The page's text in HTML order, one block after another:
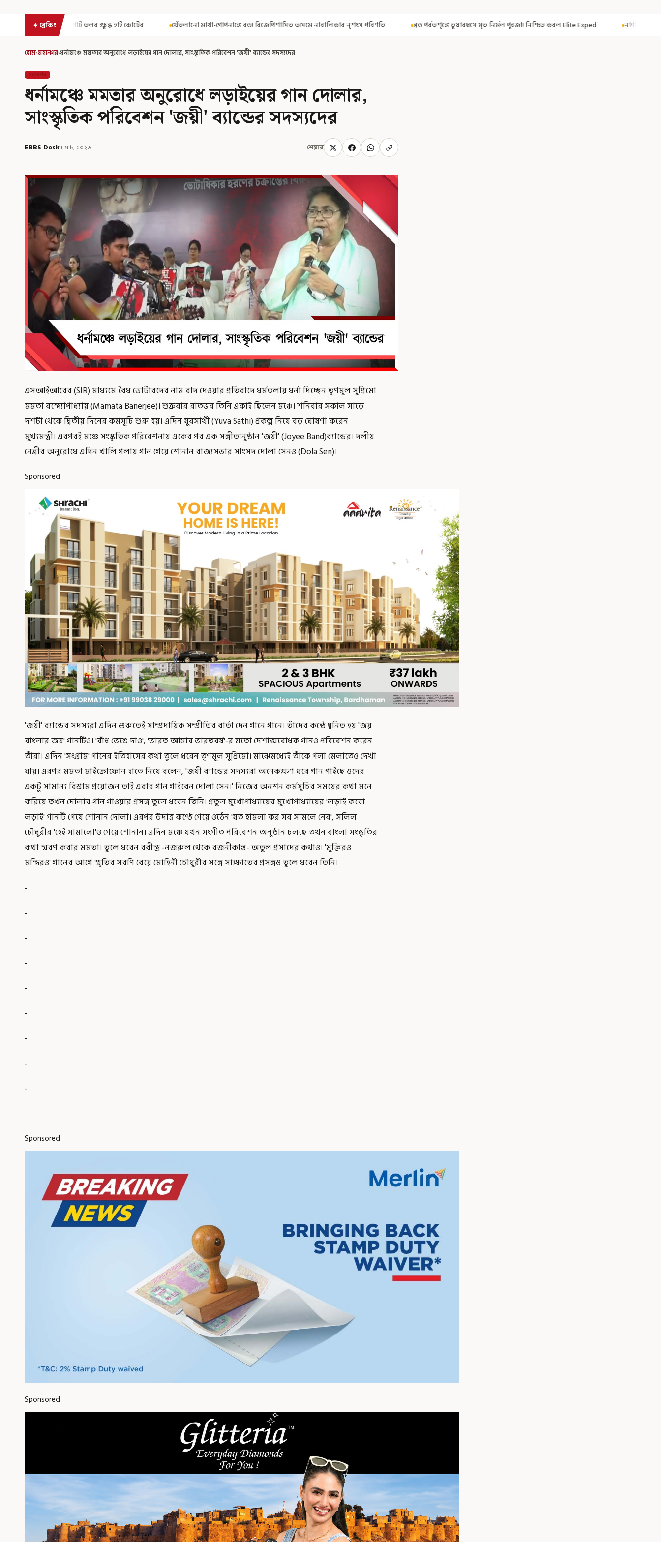
ব্রেকিং
ক্ষুব্ধ হাই কোর্টের থেঁতলানো মাথা-গোপনাঙ্গে রড! বিজেপিশাসিত অসমে নাবালিকার নৃশংস পরিণতি ব্রড পর্বতশৃঙ্গে তুষারধসে মৃত নির্মল পুরজা! নিশ্চিত করল Elite Exped নাগরিকত্ব দিতেই CAA! ৩০০ মতুয়াকে
হোম›মহানগর›ধর্নামঞ্চে মমতার অনুরোধে লড়াইয়ের গান দোলার, সাংস্কৃতিক পরিবেশন 'জয়ী' ব্যান্ডের সদস্যদের
মহানগর
ধর্নামঞ্চে মমতার অনুরোধে লড়াইয়ের গান দোলার,
সাংস্কৃতিক পরিবেশন 'জয়ী' ব্যান্ডের সদস্যদের
EBBS Desk৭ মার্চ, ২০২৬ শেয়ার
এসআইআরের (SIR) মাধ্যমে বৈধ ভোটারদের নাম বাদ দেওয়ার প্রতিবাদে ধর্মতলায় ধর্না দিচ্ছেন তৃণমূল সুপ্রিমো
মমতা বন্দ্যোপাধ্যায় (Mamata Banerjee)। শুক্রবার রাতভর তিনি একাই ছিলেন মঞ্চে। শনিবার সকাল সাড়ে
দশটা থেকে দ্বিতীয় দিনের কর্মসূচি শুরু হয়। এদিন যুবসাথী (Yuva Sathi) প্রকল্প নিয়ে বড় ঘোষণা করেন
মুখ্যমন্ত্রী। এরপরই মঞ্চে সংস্কৃতিক পরিবেশনায় একের পর এক সঙ্গীতানুষ্ঠান 'জয়ী' (Joyee Band)ব্যান্ডের। দলীয়
নেত্রীর অনুরোধে এদিন খালি গলায় গান গেয়ে শোনান রাজ্যসভার সাংসদ দোলা সেনও (Dola Sen)।
Sponsored
'জয়ী' ব্যান্ডের সদস্যরা এদিন শুরুতেই সাম্প্রদায়িক সম্প্রীতির বার্তা দেন গানে গানে। তাঁদের কন্ঠে ধ্বনিত হয় 'জয়
বাংলার জয়' গানটিও। 'বাঁধ ভেঙে দাও', 'ভারত আমার ভারতবর্ষ'-র মতো দেশাত্মবোধক গানও পরিবেশন করেন
তাঁরা। এদিন 'সংগ্রাম' গানের ইতিহাসের কথা তুলে ধরেন তৃণমূল সুপ্রিমো। মাঝেমধ্যেই তাঁকে গলা মেলাতেও দেখা
যায়। এরপর মমতা মাইক্রোফোন হাতে নিয়ে বলেন, 'জয়ী ব্যান্ডের সদস্যরা অনেকক্ষণ ধরে গান গাইছে ওদের
একটু সামান্য বিশ্রাম প্রয়োজন তাই এবার গান গাইবেন দোলা সেন।' নিজের অনশন কর্মসূচির সময়ের কথা মনে
করিয়ে তখন দোলার গান গাওয়ার প্রসঙ্গ তুলে ধরেন তিনি। প্রতুল মুখোপাধ্যায়ের মুখোপাধ্যায়ের 'লড়াই করো
লড়াই' গানটি গেয়ে শোনান দোলা। এরপর উদাত্ত কণ্ঠে গেয়ে ওঠেন 'যত হামলা কর সব সামলে নেব', সলিল
চৌধুরীর 'হেই সামালো'ও গেয়ে শোনান। এদিন মঞ্চে যখন সংগীত পরিবেশন অনুষ্ঠান চলছে তখন বাংলা সংস্কৃতির
কথা স্মরণ করার মমতা। তুলে ধরেন রবীন্দ্র -নজরুল থেকে রজনীকান্ত- অতুল প্রসাদের কথাও। 'মুক্তিরও
মন্দিরও' গানের আগে স্মৃতির সরণি বেয়ে মোহিনী চৌধুরীর সঙ্গে সাক্ষাতের প্রসঙ্গও তুলে ধরেন তিনি।
-
-
-
-
-
-
-
-
-
Sponsored
Sponsored